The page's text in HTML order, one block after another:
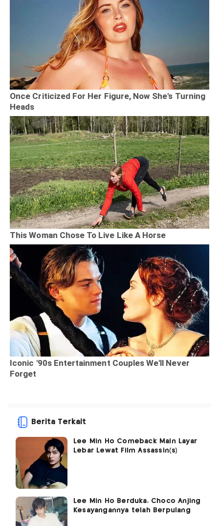
Berita Terkait
Lee Min Ho Comeback Main Layar
Lebar Lewat Film Assassin(s)
Lee Min Ho Berduka, Choco Anjing
Kesayangannya telah Berpulang